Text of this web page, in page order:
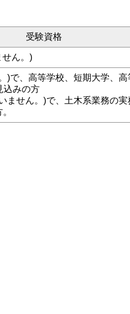
受験資格
ん。)
で、高等学校、短期大学、
込みの方
せん。)で、土木系業務の